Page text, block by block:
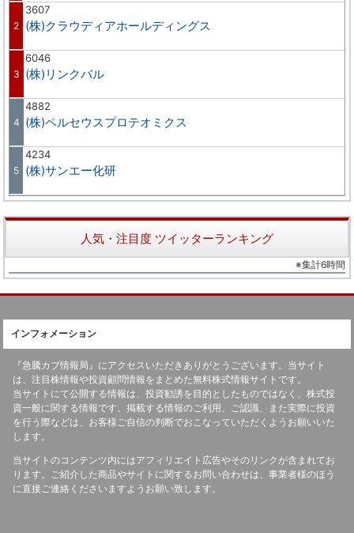
2
3607
(株)クラウディアホールディングス
3
6046
(株)リンクバル
4
4882
(株)ペルセウスプロテオミクス
5
4234
(株)サンエー化研
人気・注目度 ツイッターランキング
※集計6時間
インフォメーション
『急騰カブ情報局』にアクセスいただきありがとうございます。当サイト
は、注目株情報や投資顧問情報をまとめた無料株式情報サイトです。
当サイトにて公開する情報は、投資勧誘を目的としたものではなく、株式投
資一般に関する情報です。掲載する情報のご利用、ご認識、また実際に投資
を行う際などは、お客様ご自信の判断でおこなっていただくようお願いいた
します。
当サイトのコンテンツ内にはアフィリエイト広告やそのリンクが含まれてお
ります。ご紹介した商品やサイトに関するお問い合わせは、事業者様のほう
に直接ご連絡くださいますようお願い致します。